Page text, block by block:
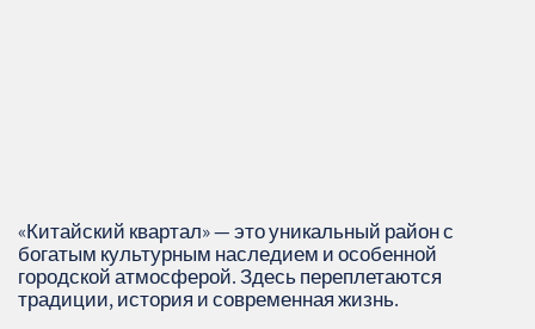
«Китайский квартал» — это уникальный район с
богатым культурным наследием и особенной
городской атмосферой. Здесь переплетаются
традиции, история и современная жизнь.